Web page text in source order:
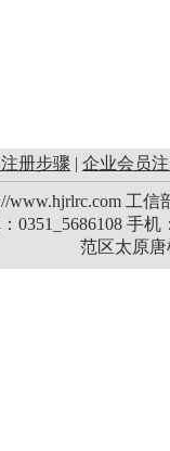
册步骤 | 企业会员
工信
0351_5686108 手
范区太原